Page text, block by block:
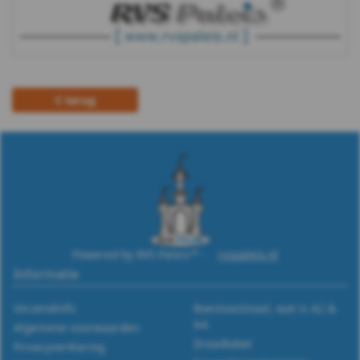
terug
Powered by RVS Paleis™ - rvspaleis.nl
Informatie
Verzendinfo
Algemene voorwaarden
Privacyverklaring
Roestvaststaal, wat is A2 &
A4.
Draadtabel